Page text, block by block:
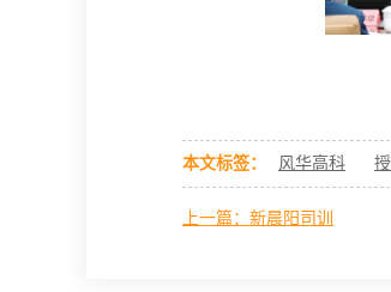
本文标签： 风华高科
上一篇：新晨阳司训